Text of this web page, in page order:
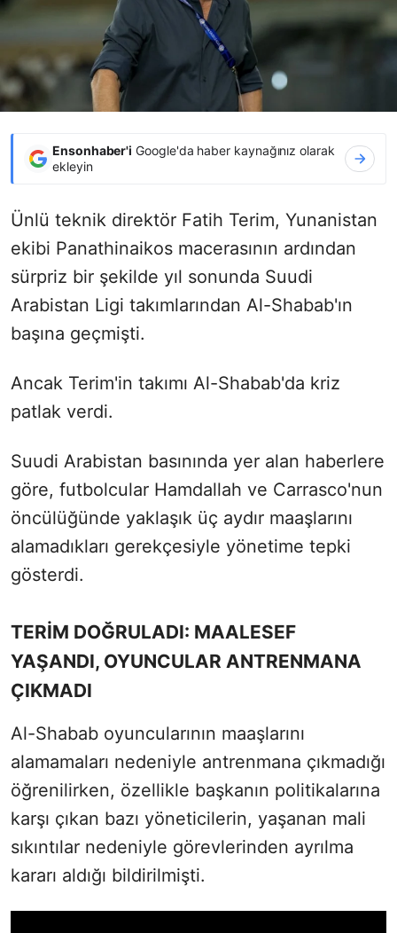
Ensonhaber'i Google'da haber kaynağınız olarak
ekleyin
Ünlü teknik direktör Fatih Terim, Yunanistan
ekibi Panathinaikos macerasının ardından
sürpriz bir şekilde yıl sonunda Suudi
Arabistan Ligi takımlarından Al-Shabab'ın
başına geçmişti.
Ancak Terim'in takımı Al-Shabab'da kriz
patlak verdi.
Suudi Arabistan basınında yer alan haberlere
göre, futbolcular Hamdallah ve Carrasco'nun
öncülüğünde yaklaşık üç aydır maaşlarını
alamadıkları gerekçesiyle yönetime tepki
gösterdi.
TERİM DOĞRULADI: MAALESEF
YAŞANDI, OYUNCULAR ANTRENMANA
ÇIKMADI
Al-Shabab oyuncularının maaşlarını
alamamaları nedeniyle antrenmana çıkmadığı
öğrenilirken, özellikle başkanın politikalarına
karşı çıkan bazı yöneticilerin, yaşanan mali
sıkıntılar nedeniyle görevlerinden ayrılma
kararı aldığı bildirilmişti.